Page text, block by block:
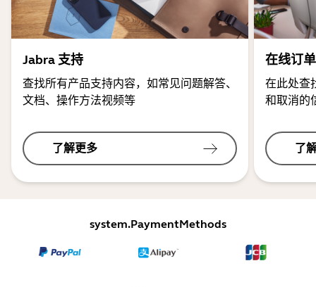
Jabra 支持
查找所有产品支持内容，如常见问题解答、
文档、操作方法视频等
了解更多
在线订单
在此处查
和取消的
了
system.PaymentMethods